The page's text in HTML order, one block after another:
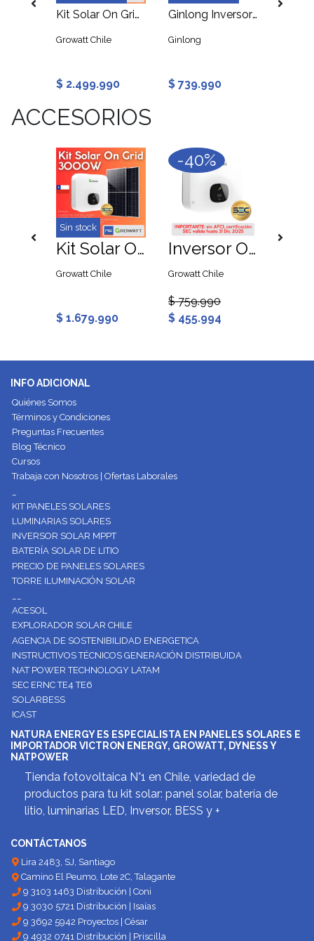
Kit Solar On Grid 5000W
Growatt Chile
$ 2.499.990
Ginlong Inversor On Grid Solis 5kW 4G Certificado SEC
Ginlong
$ 739.990
ACCESORIOS
Sin stock
Kit Solar On Grid 3000W
Growatt Chile
$ 1.679.990
-40%
Inversor On Grid 5000W Growatt MIN5000TL-X
Growatt Chile
$ 759.990
$ 455.994
INFO ADICIONAL
Quiénes Somos
Términos y Condiciones
Preguntas Frecuentes
Blog Técnico
Cursos
Trabaja con Nosotros | Ofertas Laborales
KIT PANELES SOLARES
LUMINARIAS SOLARES
INVERSOR SOLAR MPPT
BATERÍA SOLAR DE LITIO
PRECIO DE PANELES SOLARES
TORRE ILUMINACIÓN SOLAR
ACESOL
EXPLORADOR SOLAR CHILE
AGENCIA DE SOSTENIBILIDAD ENERGETICA
INSTRUCTIVOS TÉCNICOS GENERACIÓN DISTRIBUIDA
NAT POWER TECHNOLOGY LATAM
SEC ERNC TE4 TE6
SOLARBESS
ICAST
NATURA ENERGY ES ESPECIALISTA EN PANELES SOLARES E
IMPORTADOR VICTRON ENERGY, GROWATT, DYNESS Y
NATPOWER
Tienda fotovoltaica N°1 en Chile, variedad de
productos para tu kit solar: panel solar, batería de
litio, luminarias LED, Inversor, BESS y +
CONTÁCTANOS
Lira 2483, SJ, Santiago
Camino El Peumo, Lote 2C, Talagante
9 3103 1463 Distribución | Coni
9 3030 5721 Distribución | Isaías
9 3692 5942 Proyectos | César
9 4932 0741 Distribución | Priscilla